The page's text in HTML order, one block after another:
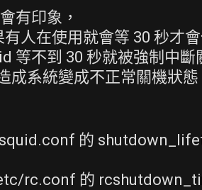
有印象，
人在使用就會等 30 秒才會
等不到 30 秒就被強制中斷
成系統變成不正常關機狀態
的
rc.conf 的